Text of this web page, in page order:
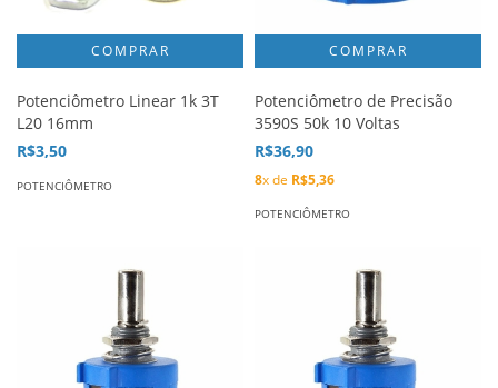
Potenciômetro Linear 1k 3T
L20 16mm
R$3,50
POTENCIÔMETRO
Potenciômetro de Precisão
3590S 50k 10 Voltas
R$36,90
8x de R$5,36
POTENCIÔMETRO